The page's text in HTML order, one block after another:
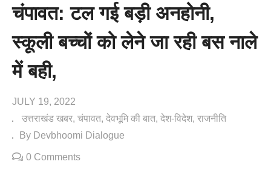
चंपावत: टल गई बड़ी अनहोनी,
स्कूली बच्चों को लेने जा रही बस नाले
में बही,
JULY 19, 2022
उत्तराखंड खबर चंपावत देवभूमि की बात देश-विदेश राजनीति
By Devbhoomi Dialogue
0 Comments